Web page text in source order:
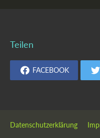
Teilen
FACEBOOK
Datenschutzerklärung